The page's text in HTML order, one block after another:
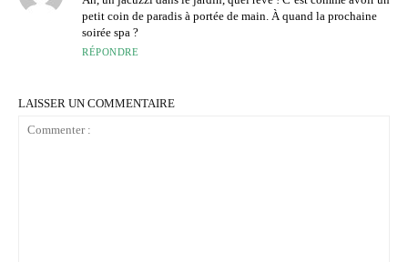
petit coin de paradis à portée de main. À quand la prochaine
soirée spa ?
RÉPONDRE
LAISSER UN COMMENTAIRE